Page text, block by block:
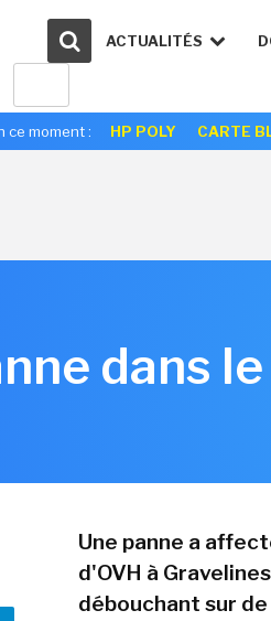
ACTUALITÉS
ce moment : HP POLY CARTE
dans
Une panne a
d'OVH à
débouchant sur